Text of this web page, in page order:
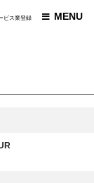
ビス業登録 MENU